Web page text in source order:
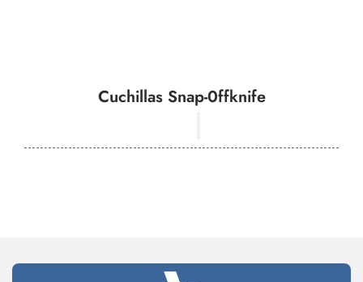
Cuchillas Snap-0ffknife